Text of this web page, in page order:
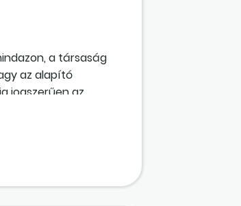
a társaság
az alapító
jogszerűen az